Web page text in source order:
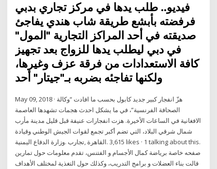
فيديو.. طلب يدها في مركز تجاري بدبي
فرفضته بأبشع طريقة شاب هندي يفاجئ
صديقته في أحد المراكز التجارية "المول"
في دبي ليطلب يدها للزواج بعد تجهيز
كافة الاستعدادات من فرقة عزف وغيرها،
ولكنها تفاجئه بضربه بـ"جيتار" أحد
May 09, 2018 · هزّ انفجار كبير جديد كابول بحسب ما افادت “وكالة
الصحافة الفرنسية”، في ما يشكل احدث هجمات تشهدها العاصمة
الافغانية في الساعات الأخيرة. هزت انفجارات عنيفة قبل قليل مدينة مأرب
شمال شرقي البلاد، التي تضم أكبر تجمع لقوات الجيش الوطني وقيادة
وزارة الدفاع اليمنية. ‎تجارب‎, ‎القاهرة‎. 3,615 likes · 1 talking about this.
بناء العضلات و برامج التدريب، وكذلك حول التغذية لمختلف الأهداف‎ قالت